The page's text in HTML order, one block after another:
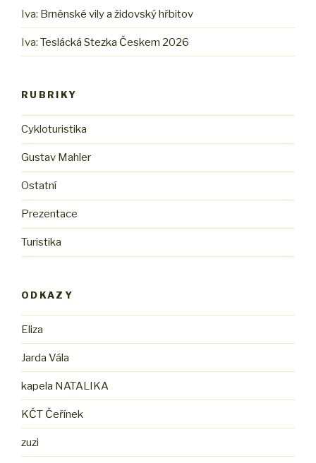
Iva: Brněnské vily a židovský hřbitov
Iva: Teslácká Stezka Českem 2026
RUBRIKY
Cykloturistika
Gustav Mahler
Ostatní
Prezentace
Turistika
ODKAZY
Eliza
Jarda Vála
kapela NATALIKA
KČT Čeřínek
zuzi